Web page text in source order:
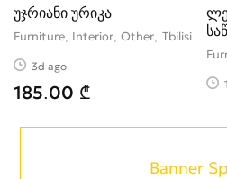
უჯრიანი ურიკა
Furniture, Interior, Other Tbilisi
3d ago
185.00 ₾
Banner